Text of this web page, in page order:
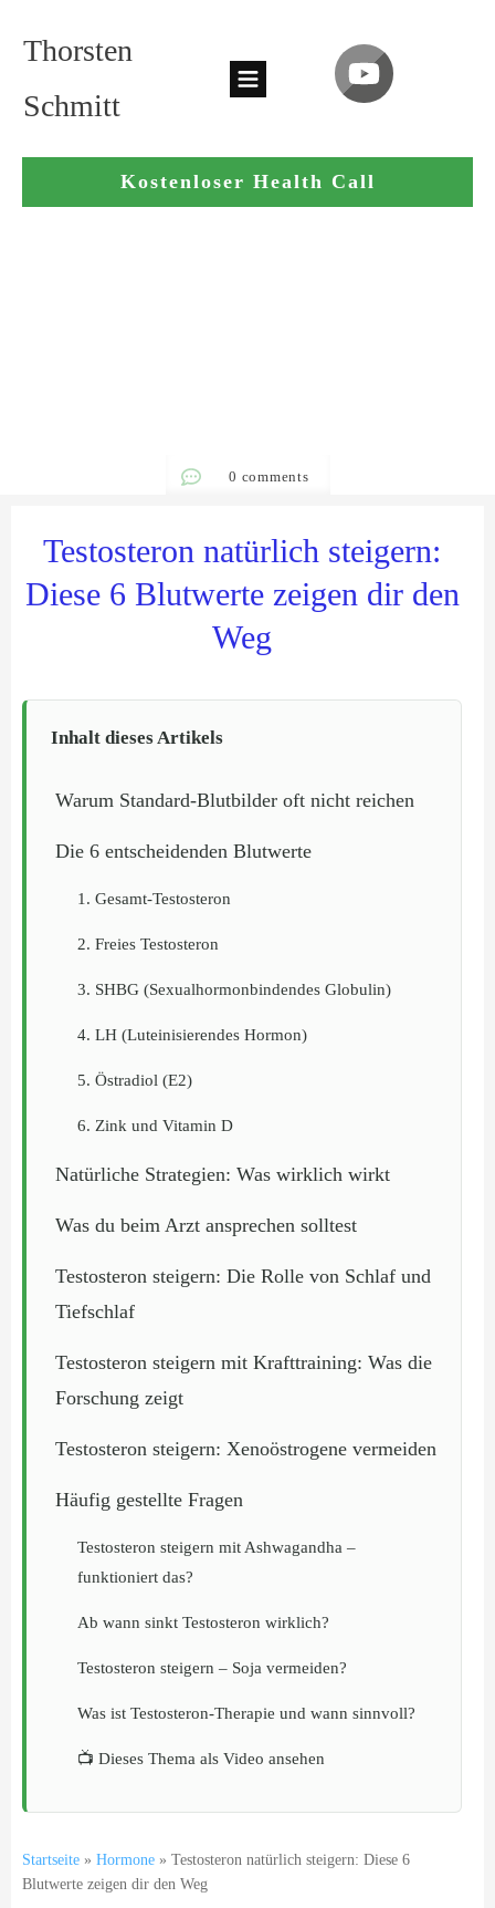
Thorsten
Schmitt
Kostenloser Health Call
0 comments
Testosteron natürlich steigern:
Diese 6 Blutwerte zeigen dir den
Weg
Inhalt dieses Artikels
Warum Standard-Blutbilder oft nicht reichen
Die 6 entscheidenden Blutwerte
1. Gesamt-Testosteron
2. Freies Testosteron
3. SHBG (Sexualhormonbindendes Globulin)
4. LH (Luteinisierendes Hormon)
5. Östradiol (E2)
6. Zink und Vitamin D
Natürliche Strategien: Was wirklich wirkt
Was du beim Arzt ansprechen solltest
Testosteron steigern: Die Rolle von Schlaf und
Tiefschlaf
Testosteron steigern mit Krafttraining: Was die
Forschung zeigt
Testosteron steigern: Xenoöstrogene vermeiden
Häufig gestellte Fragen
Testosteron steigern mit Ashwagandha –
funktioniert das?
Ab wann sinkt Testosteron wirklich?
Testosteron steigern – Soja vermeiden?
Was ist Testosteron-Therapie und wann sinnvoll?
📺 Dieses Thema als Video ansehen
Startseite » Hormone » Testosteron natürlich steigern: Diese 6
Blutwerte zeigen dir den Weg